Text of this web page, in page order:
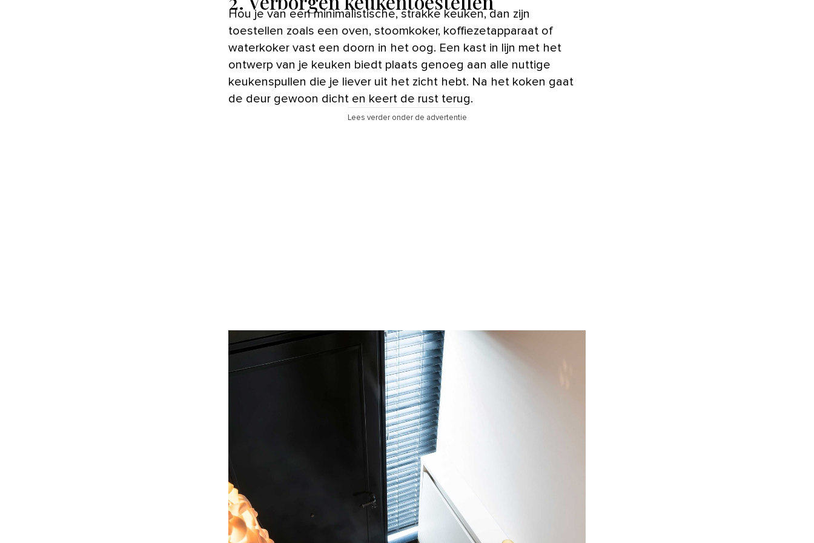
Hou je van een minimalistische, strakke keuken, dan zijn
toestellen zoals een oven, stoomkoker, koffiezetapparaat of
waterkoker vast een doorn in het oog. Een kast in lijn met het
ontwerp van je keuken biedt plaats genoeg aan alle nuttige
keukenspullen die je liever uit het zicht hebt. Na het koken gaat
de deur gewoon dicht en keert de rust terug.
Lees verder onder de advertentie